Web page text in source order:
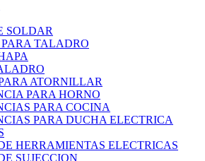
SOLDAR
TALADRO
ATORNILLAR
PARA HORNO
PARA COCINA
PARA DUCHA ELECTRICA
HERRAMIENTAS ELECTRICAS
SUJECCION